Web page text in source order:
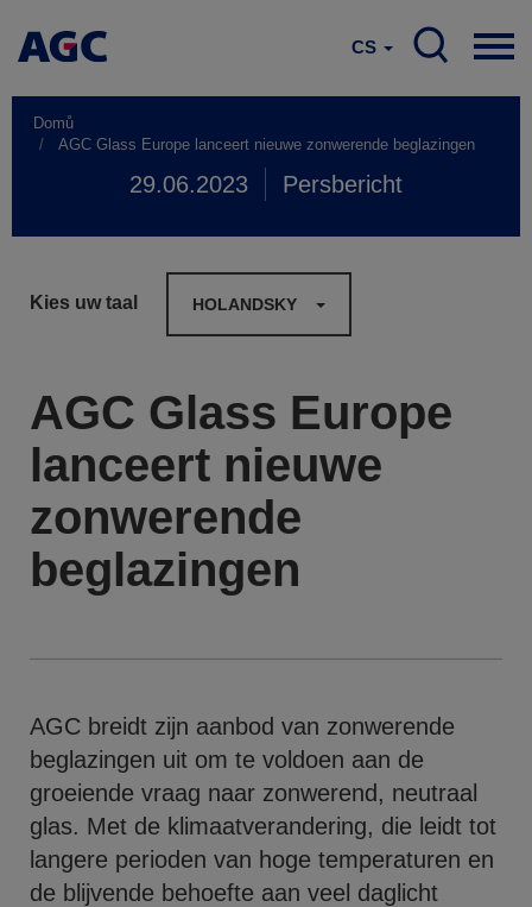
CS
Domů
AGC Glass Europe lanceert nieuwe zonwerende beglazingen
29.06.2023 Persbericht
Kies uw taal HOLANDSKY
AGC Glass Europe
lanceert nieuwe
zonwerende
beglazingen
AGC breidt zijn aanbod van zonwerende
beglazingen uit om te voldoen aan de
groeiende vraag naar zonwerend, neutraal
glas. Met de klimaatverandering, die leidt tot
langere perioden van hoge temperaturen en
de blijvende behoefte aan veel daglicht